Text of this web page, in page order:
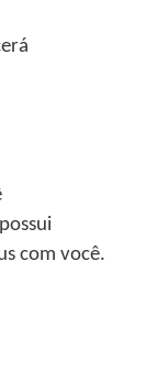
com você.